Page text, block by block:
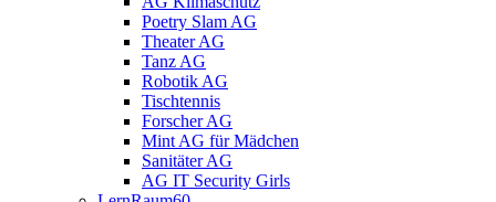
Poetry Slam AG
Theater AG
Tanz AG
Robotik AG
Tischtennis
Forscher AG
Mint AG für Mädchen
Sanitäter AG
AG IT Security Girls